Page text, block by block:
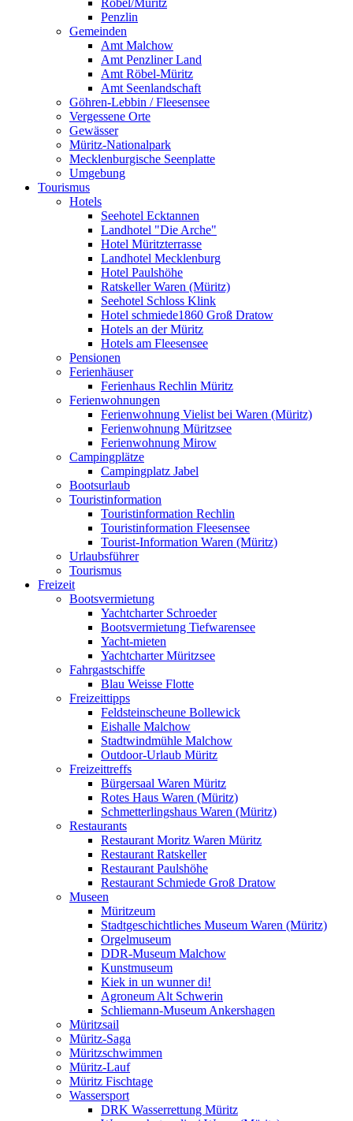
Röbel/Müritz
Penzlin
Gemeinden
Amt Malchow
Amt Penzliner Land
Amt Röbel-Müritz
Amt Seenlandschaft
Göhren-Lebbin / Fleesensee
Vergessene Orte
Gewässer
Müritz-Nationalpark
Mecklenburgische Seenplatte
Umgebung
Tourismus
Hotels
Seehotel Ecktannen
Landhotel "Die Arche"
Hotel Müritzterrasse
Landhotel Mecklenburg
Hotel Paulshöhe
Ratskeller Waren (Müritz)
Seehotel Schloss Klink
Hotel schmiede1860 Groß Dratow
Hotels an der Müritz
Hotels am Fleesensee
Pensionen
Ferienhäuser
Ferienhaus Rechlin Müritz
Ferienwohnungen
Ferienwohnung Vielist bei Waren (Müritz)
Ferienwohnung Müritzsee
Ferienwohnung Mirow
Campingplätze
Campingplatz Jabel
Bootsurlaub
Touristinformation
Touristinformation Rechlin
Touristinformation Fleesensee
Tourist-Information Waren (Müritz)
Urlaubsführer
Tourismus
Freizeit
Bootsvermietung
Yachtcharter Schroeder
Bootsvermietung Tiefwarensee
Yacht-mieten
Yachtcharter Müritzsee
Fahrgastschiffe
Blau Weisse Flotte
Freizeittipps
Feldsteinscheune Bollewick
Eishalle Malchow
Stadtwindmühle Malchow
Outdoor-Urlaub Müritz
Freizeittreffs
Bürgersaal Waren Müritz
Rotes Haus Waren (Müritz)
Schmetterlingshaus Waren (Müritz)
Restaurants
Restaurant Moritz Waren Müritz
Restaurant Ratskeller
Restaurant Paulshöhe
Restaurant Schmiede Groß Dratow
Museen
Müritzeum
Stadtgeschichtliches Museum Waren (Müritz)
Orgelmuseum
DDR-Museum Malchow
Kunstmuseum
Kiek in un wunner di!
Agroneum Alt Schwerin
Schliemann-Museum Ankershagen
Müritzsail
Müritz-Saga
Müritzschwimmen
Müritz-Lauf
Müritz Fischtage
Wassersport
DRK Wasserrettung Müritz